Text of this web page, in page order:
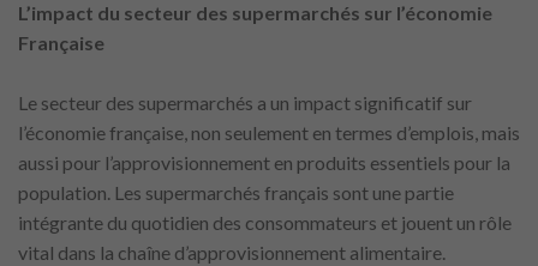
L’impact du secteur des supermarchés sur l’économie
Française
Le secteur des supermarchés a un impact significatif sur
l’économie française, non seulement en termes d’emplois, mais
aussi pour l’approvisionnement en produits essentiels pour la
population. Les supermarchés français sont une partie
intégrante du quotidien des consommateurs et jouent un rôle
vital dans la chaîne d’approvisionnement alimentaire.